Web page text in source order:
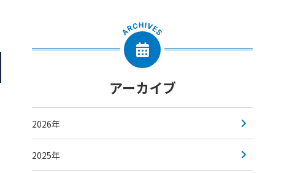
アーカイブ
2026年
2025年